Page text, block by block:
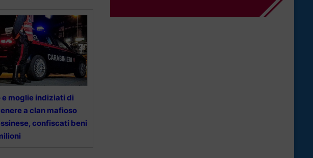
e moglie indiziati di
a clan mafioso
confiscati beni